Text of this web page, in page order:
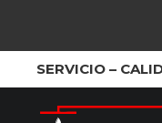
SERVICIO –